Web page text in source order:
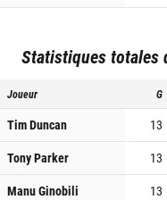
Statistiques totales
Joueur G
Tim Duncan 13
Tony Parker
13
Manu Ginobili
13